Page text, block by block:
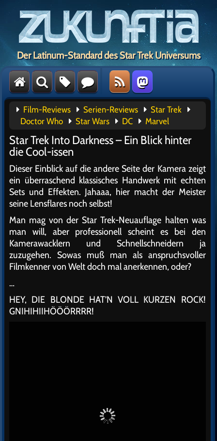
Der Latinum-Standard des Star Trek Universums
Film-Reviews Serien-Reviews
Star Trek
Doctor Who
Star Wars DC Marvel
Star Trek Into Darkness – Ein Blick hinter
die Cool-issen
Dieser Einblick auf die andere Seite der Kamera zeigt
ein überraschend klassisches Handwerk mit echten
Sets und Effekten. Jahaaa, hier macht der Meister
seine Lensflares noch selbst!
Man mag von der Star Trek-Neuauflage halten was
man will, aber professionell scheint es bei den
Kamerawacklern und Schnellschneidern ja
zuzugehen. Sowas muß man als anspruchsvoller
Filmkenner von Welt doch mal anerkennen, oder?
…
HEY, DIE BLONDE HAT’N VOLL KURZEN ROCK!
GNIHIHIIHÖÖÖRRRR!